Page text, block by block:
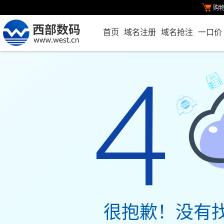
购
首页 域名注册 域名抢注 一口价
很抱歉！没有